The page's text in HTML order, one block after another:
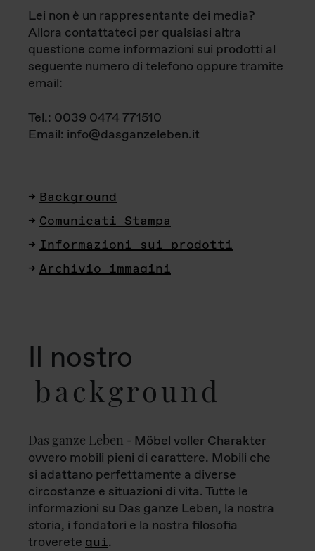
Lei non è un rappresentante dei media?
Allora contattateci per qualsiasi altra
questione come informazioni sui prodotti al
seguente numero di telefono oppure tramite
email:
Tel.: 0039 0474 771510
Email: info@dasganzeleben.it
Background
Comunicati Stampa
Informazioni sui prodotti
Archivio immagini
Il nostro
background
Das ganze Leben - Möbel voller Charakter
ovvero mobili pieni di carattere. Mobili che
si adattano perfettamente a diverse
circostanze e situazioni di vita. Tutte le
informazioni su Das ganze Leben, la nostra
storia, i fondatori e la nostra filosofia
troverete qui.